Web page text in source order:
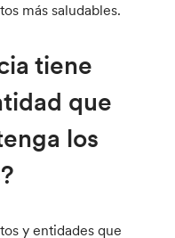
más saludables.
tiene
que
los
y entidades que